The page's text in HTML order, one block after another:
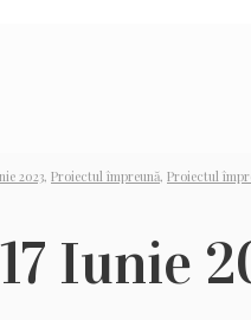
2023, Proiectul împreună, Proiectul
Iunie